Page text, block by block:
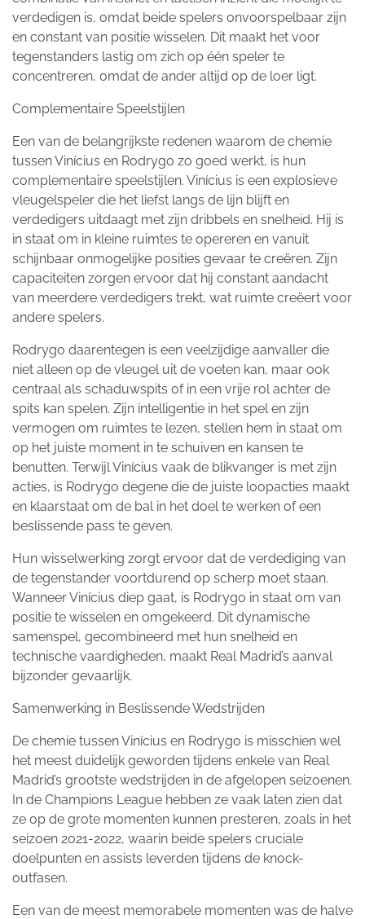
verdedigen is, omdat beide spelers onvoorspelbaar zijn
en constant van positie wisselen. Dit maakt het voor
tegenstanders lastig om zich op één speler te
concentreren, omdat de ander altijd op de loer ligt.
Complementaire Speelstijlen
Een van de belangrijkste redenen waarom de chemie
tussen Vinícius en Rodrygo zo goed werkt, is hun
complementaire speelstijlen. Vinícius is een explosieve
vleugelspeler die het liefst langs de lijn blijft en
verdedigers uitdaagt met zijn dribbels en snelheid. Hij is
in staat om in kleine ruimtes te opereren en vanuit
schijnbaar onmogelijke posities gevaar te creëren. Zijn
capaciteiten zorgen ervoor dat hij constant aandacht
van meerdere verdedigers trekt, wat ruimte creëert voor
andere spelers.
Rodrygo daarentegen is een veelzijdige aanvaller die
niet alleen op de vleugel uit de voeten kan, maar ook
centraal als schaduwspits of in een vrije rol achter de
spits kan spelen. Zijn intelligentie in het spel en zijn
vermogen om ruimtes te lezen, stellen hem in staat om
op het juiste moment in te schuiven en kansen te
benutten. Terwijl Vinícius vaak de blikvanger is met zijn
acties, is Rodrygo degene die de juiste loopacties maakt
en klaarstaat om de bal in het doel te werken of een
beslissende pass te geven.
Hun wisselwerking zorgt ervoor dat de verdediging van
de tegenstander voortdurend op scherp moet staan.
Wanneer Vinícius diep gaat, is Rodrygo in staat om van
positie te wisselen en omgekeerd. Dit dynamische
samenspel, gecombineerd met hun snelheid en
technische vaardigheden, maakt Real Madrid’s aanval
bijzonder gevaarlijk.
Samenwerking in Beslissende Wedstrijden
De chemie tussen Vinícius en Rodrygo is misschien wel
het meest duidelijk geworden tijdens enkele van Real
Madrid’s grootste wedstrijden in de afgelopen seizoenen.
In de Champions League hebben ze vaak laten zien dat
ze op de grote momenten kunnen presteren, zoals in het
seizoen 2021-2022, waarin beide spelers cruciale
doelpunten en assists leverden tijdens de knock-
outfasen.
Een van de meest memorabele momenten was de halve